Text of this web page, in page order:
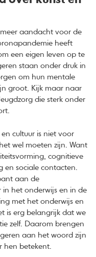
aandacht voor de
heeft
een eigen leven op te
staan onder druk in
om hun mentale
groot. Kijk maar naar
die sterk onder
cultuur is niet voor
wel moeten zijn. Want
cognitieve
en sociale contacten.
aan de
in het onderwijs en in de
met het onderwijs en
is erg belangrijk dat we
zelf. Daarom brengen
aan het woord zijn
hen betekent.